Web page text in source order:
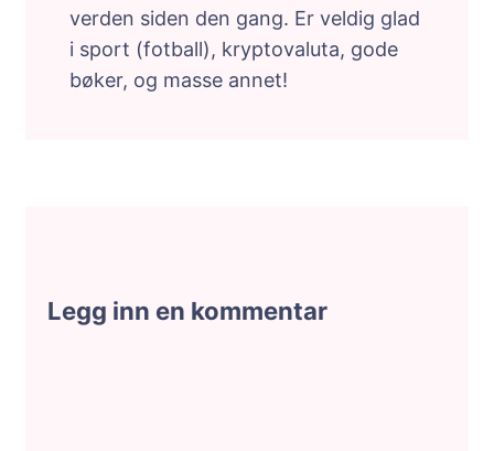
verden siden den gang. Er veldig glad
i sport (fotball), kryptovaluta, gode
bøker, og masse annet!
Legg inn en kommentar